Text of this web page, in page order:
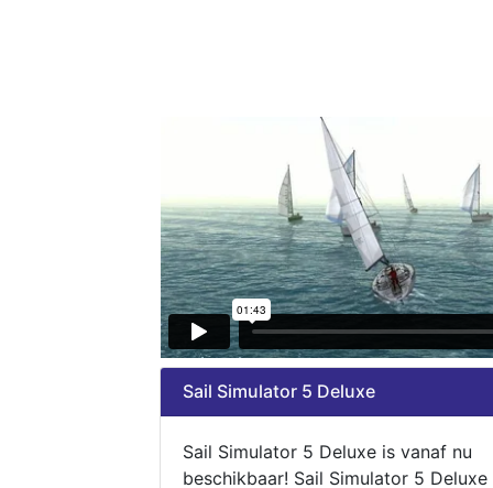
Sail Simulator 5 Deluxe
Sail Simulator 5 Deluxe is vanaf nu
beschikbaar! Sail Simulator 5